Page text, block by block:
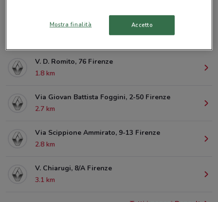
P.Zza S. Jacopino, 12R Firenze
V. D. Romito, 76 Firenze
1.8 km
Via Giovan Battista Foggini, 2-50 Firenze
2.7 km
Via Scippione Ammirato, 9-13 Firenze
2.8 km
V. Chiarugi, 8/A Firenze
3.1 km
Mostra finalità Accetto